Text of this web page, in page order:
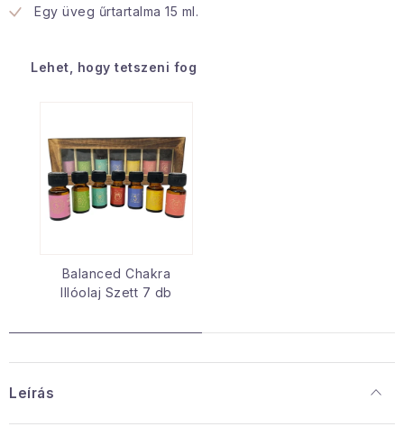
Egy üveg űrtartalma 15 ml.
Lehet, hogy tetszeni fog
Balanced Chakra
Illóolaj Szett 7 db
Leírás